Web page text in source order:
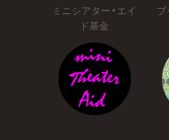
ミニシアター・エイ
ド基金
ブ